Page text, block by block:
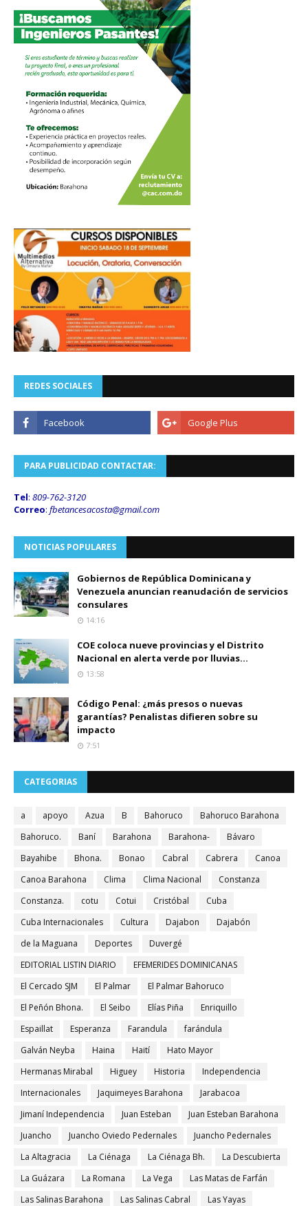
REDES SOCIALES
PARA PUBLICIDAD CONTACTAR:
Tel: 809-762-3120
Correo: fbetancesacosta@gmail.com
NOTICIAS POPULARES
Gobiernos de República Dominicana y
Venezuela anuncian reanudación de servicios
consulares
14:16
COE coloca nueve provincias y el Distrito
Nacional en alerta verde por lluvias...
13:58
Código Penal: ¿más presos o nuevas
garantías? Penalistas difieren sobre su
impacto
7:51
CATEGORIAS
a apoyo Azua B Bahoruco
Bahoruco Barahona
Bahoruco.
Baní Barahona Barahona-
Bávaro
Bayahibe
Bhona. Bonao Cabral Cabrera
Canoa
Canoa Barahona
Clima Clima Nacional
Constanza
Constanza.
cotu Cotui Cristóbal
Cuba
Cuba Internacionales
Cultura Dajabon
Dajabón
de la Maguana
Deportes
Duvergé
EDITORIAL LISTIN DIARIO
EFEMERIDES DOMINICANAS
El Cercado SJM
El Palmar
El Palmar Bahoruco
El Peñón Bhona.
El Seibo Elías Piña
Enriquillo
Espaillat
Esperanza Farandula
farándula
Galván Neyba
Haina Haití
Hato Mayor
Hermanas Mirabal
Higuey Historia
Independencia
Internacionales
Jaquimeyes Barahona
Jarabacoa
Jimaní Independencia
Juan Esteban
Juan Esteban Barahona
Juancho
Juancho Oviedo Pedernales
Juancho Pedernales
La Altagracia
La Ciénaga La Ciénaga Bh.
La Descubierta
La Guázara
La Romana La Vega
Las Matas de Farfán
Las Salinas Barahona
Las Salinas Cabral
Las Yayas